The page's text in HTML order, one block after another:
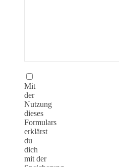
Mit
der
Nutzung
dieses
Formulars
erklärst
du
dich
mit der